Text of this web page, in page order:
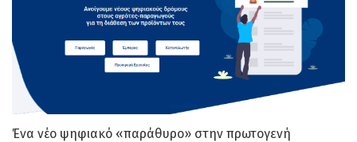
Ένα νέο ψηφιακό «παράθυρο» στην πρωτογενή